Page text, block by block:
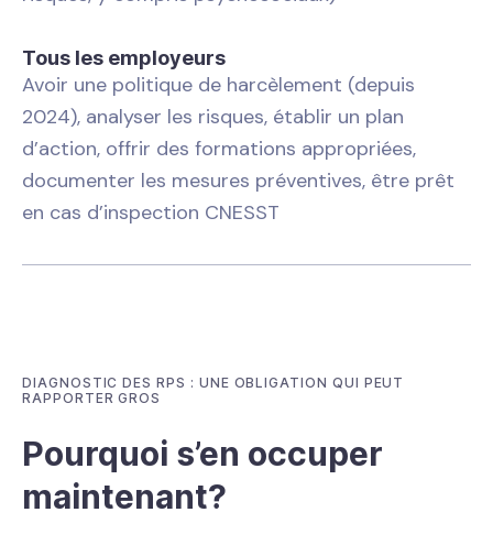
Tous les employeurs
Avoir une politique de harcèlement (depuis
2024), analyser les risques, établir un plan
d’action, offrir des formations appropriées,
documenter les mesures préventives, être prêt
en cas d’inspection CNESST
DIAGNOSTIC DES RPS : UNE OBLIGATION QUI PEUT
RAPPORTER GROS
Pourquoi s’en occuper
maintenant?